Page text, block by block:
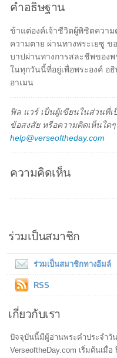
คำอธิษฐาน
ข้าแต่องค์เจ้าชีวิตผู้พิชิตควา
ความตาย ผ่านทางพระเยซู
บาปผ่านทางการสละชีพของ
ในทุกวันนี้ที่อยู่เพื่อพระองค์ อ
อาเมน
ฟิล แวร์ เป็นผู้เขียนในส่วนที่
ข้อสงสัย หรือความคิดเห็นใด
help@verseoftheday.com
ความคิดเห็น
ร่วมเป็นสมาชิก
ร่วมเป็นสมาชิกทางอีมล์
RSS
เกี่ยวกับเรา
ปัจจุบันนี้มีผู้อ่านพระคำประจำวั
VerseoftheDay.com เริ่มต้นเมื่